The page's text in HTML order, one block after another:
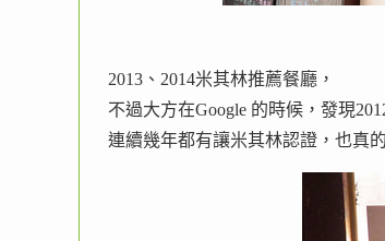
2013、2014米其林推薦餐廳，
不過大方在Google 的時候，發現
連續幾年都有讓米其林認證，也真